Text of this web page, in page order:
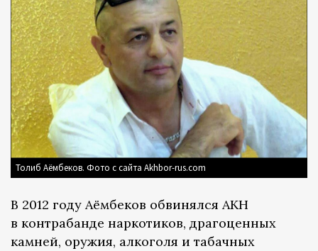
Толиб Аёмбеков. Фото с сайта Akhbor-rus.com
В 2012 году Аёмбеков обвинялся АКН
в контрабанде наркотиков, драгоценных
камней, оружия, алкоголя и табачных